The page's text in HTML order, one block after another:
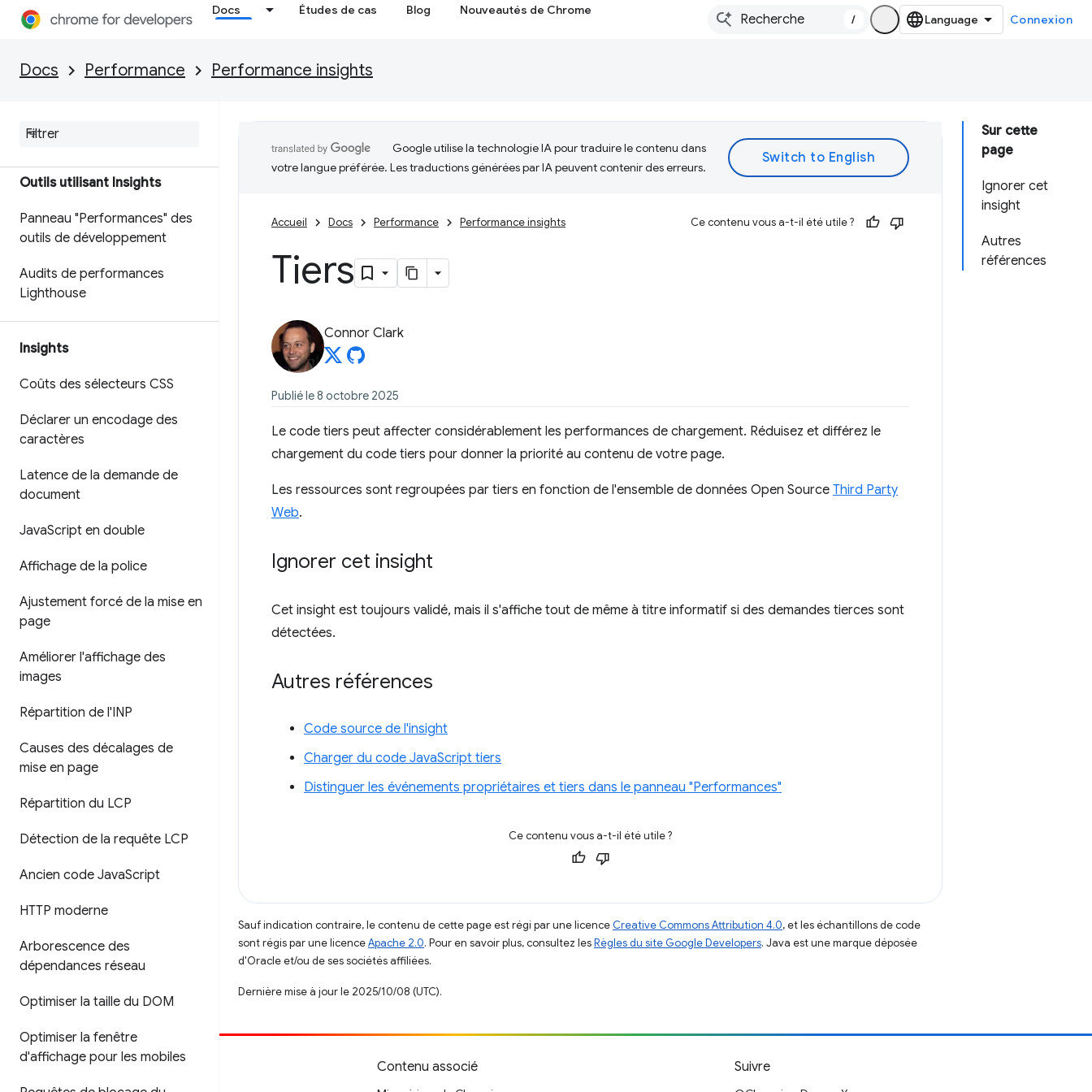
Docs Études de cas Blog Nouveautés de Chrome
/ Connexion
Docs Performance Performance insights
Aperçu
Outils utilisant Insights
Panneau "Performances" des
outils de développement
Audits de performances
Lighthouse
Insights
Coûts des sélecteurs CSS
Déclarer un encodage des
caractères
Latence de la demande de
document
JavaScript en double
Affichage de la police
Ajustement forcé de la mise en
page
Améliorer l'affichage des
images
Répartition de l'INP
Causes des décalages de
mise en page
Répartition du LCP
Détection de la requête LCP
Ancien code JavaScript
HTTP moderne
Arborescence des
dépendances réseau
Optimiser la taille du DOM
Optimiser la fenêtre
d'affichage pour les mobiles
Sur cette
page
Ignorer cet
insight
Autres
références
Google utilise la technologie IA pour traduire le contenu dans
votre langue préférée. Les traductions générées par IA peuvent contenir des erreurs.
Accueil Docs Performance Performance insights Ce contenu vous a-t-il été utile ?
Tiers
Connor Clark
Publié le 8 octobre 2025
Le code tiers peut affecter considérablement les performances de chargement. Réduisez et différez le
chargement du code tiers pour donner la priorité au contenu de votre page.
Les ressources sont regroupées par tiers en fonction de l'ensemble de données Open Source Third Party
Web.
Ignorer cet insight
Cet insight est toujours validé, mais il s'affiche tout de même à titre informatif si des demandes tierces sont
détectées.
Autres références
Code source de l'insight
Charger du code JavaScript tiers
Distinguer les événements propriétaires et tiers dans le panneau "Performances"
Ce contenu vous a-t-il été utile ?
Sauf indication contraire, le contenu de cette page est régi par une licence Creative Commons Attribution 4.0, et les échantillons de code
sont régis par une licenceApache 2.0. Pour en savoir plus, consultez lesRègles du site Google Developers. Java est une marque déposée
d'Oracle et/ou de ses sociétés affiliées.
Dernière mise à jour le 2025/10/08 (UTC).
Contribuer Contenu associé Suivre